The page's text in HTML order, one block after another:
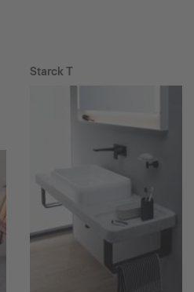
Starck T